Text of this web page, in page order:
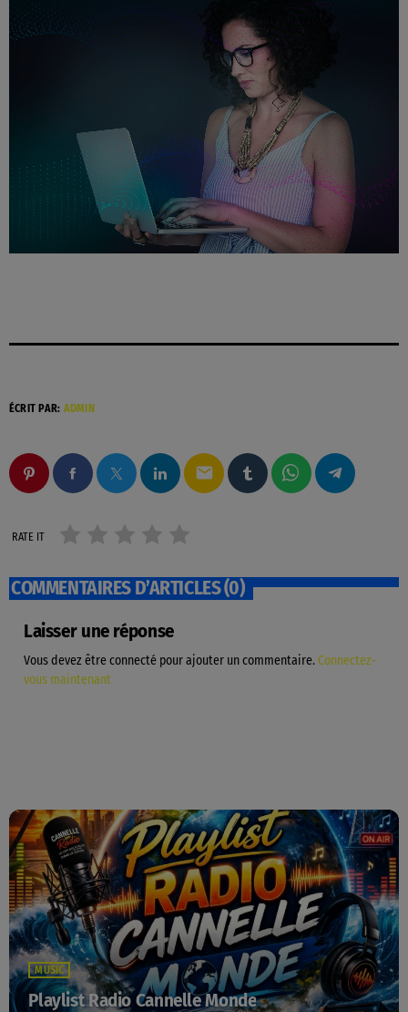
ÉCRIT PAR: ADMIN
email
RATE IT
COMMENTAIRES D’ARTICLES (0)
Laisser une réponse
Vous devez être connecté pour ajouter un commentaire. Connectez-
vous maintenant
MUSIC
Playlist Radio Cannelle Monde